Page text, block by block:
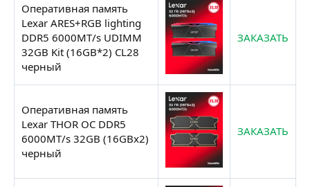
Оперативная память
Lexar ARES+RGB lighting
DDR5 6000MT/s UDIMM
32GB Kit (16GB*2) CL28
черный
ЗАКАЗАТЬ
Оперативная память
Lexar THOR OC DDR5
6000MT/s 32GB (16GBx2)
черный
ЗАКАЗАТЬ